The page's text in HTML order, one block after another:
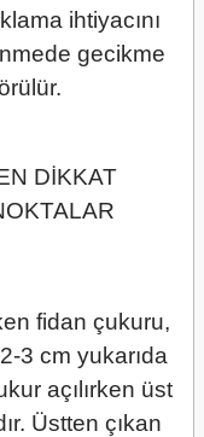
ihtiyacını
gecikme
DİKKAT
fidan çukuru,
3 cm yukarıda
açılırken üst
Üstten çıkan